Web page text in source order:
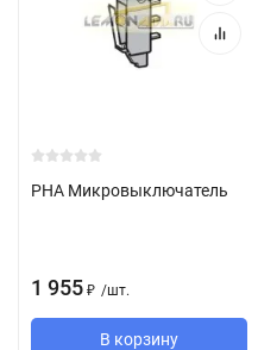
PHA Микровыключатель
1 955 ₽ /шт.
В корзину